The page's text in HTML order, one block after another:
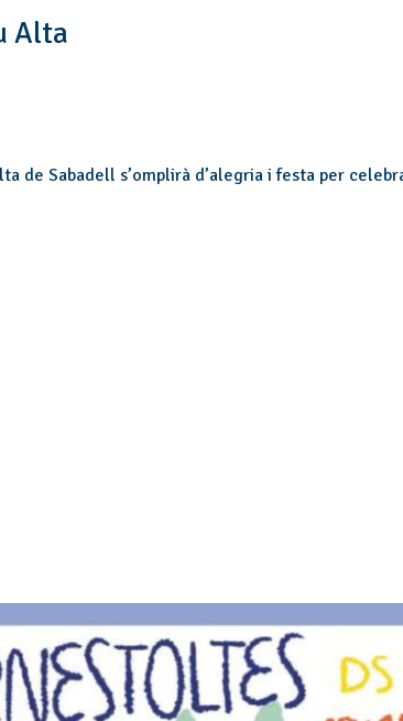
Alta
de Sabadell s’omplirà d’alegria i festa per